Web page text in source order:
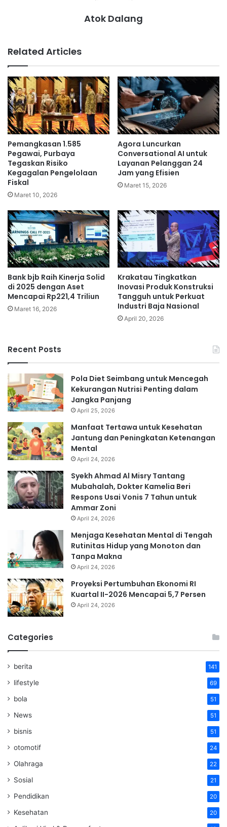
Atok Dalang
Related Articles
Pemangkasan 1.585
Pegawai, Purbaya
Tegaskan Risiko
Kegagalan Pengelolaan
Fiskal
Maret 10, 2026
Agora Luncurkan
Conversational AI untuk
Layanan Pelanggan 24
Jam yang Efisien
Maret 15, 2026
Bank bjb Raih Kinerja Solid
di 2025 dengan Aset
Mencapai Rp221,4 Triliun
Maret 16, 2026
Krakatau Tingkatkan
Inovasi Produk Konstruksi
Tangguh untuk Perkuat
Industri Baja Nasional
April 20, 2026
Recent Posts
Pola Diet Seimbang untuk Mencegah
Kekurangan Nutrisi Penting dalam
Jangka Panjang
April 25, 2026
Manfaat Tertawa untuk Kesehatan
Jantung dan Peningkatan Ketenangan
Mental
April 24, 2026
Syekh Ahmad Al Misry Tantang
Mubahalah, Dokter Kamelia Beri
Respons Usai Vonis 7 Tahun untuk
Ammar Zoni
April 24, 2026
Menjaga Kesehatan Mental di Tengah
Rutinitas Hidup yang Monoton dan
Tanpa Makna
April 24, 2026
Proyeksi Pertumbuhan Ekonomi RI
Kuartal II-2026 Mencapai 5,7 Persen
April 24, 2026
Categories
berita 141
lifestyle 69
bola 51
News 51
bisnis 51
otomotif 24
Olahraga 22
Sosial 21
Pendidikan 20
Kesehatan 20